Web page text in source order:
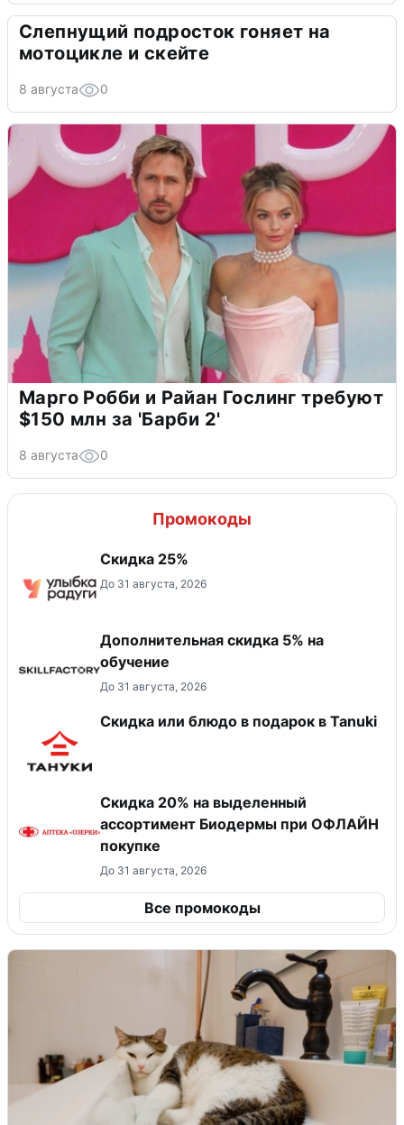
Слепнущий подросток гоняет на
мотоцикле и скейте
8 августа 0
Марго Робби и Райан Гослинг требуют
$150 млн за 'Барби 2'
8 августа 0
Промокоды
Скидка 25%
До 31 августа, 2026
Дополнительная скидка 5% на
обучение
До 31 августа, 2026
Скидка или блюдо в подарок в Tanuki
Скидка 20% на выделенный
ассортимент Биодермы при ОФЛАЙН
покупке
До 31 августа, 2026
Все промокоды